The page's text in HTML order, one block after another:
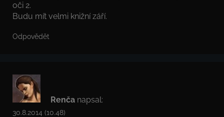
oči 2.
Budu mít velmi knižní září.
Odpovědět
Renča napsal:
30.8.2014 (10.48)